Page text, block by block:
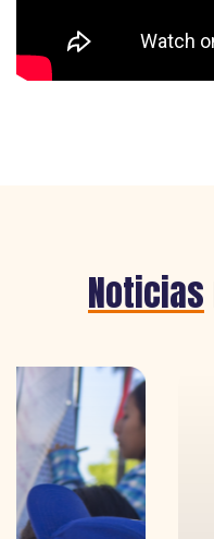
Noticias